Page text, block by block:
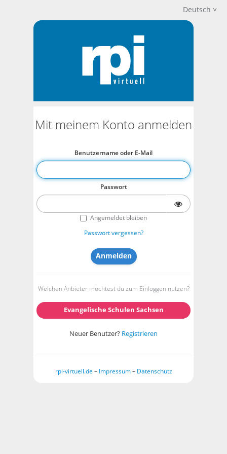
Deutsch
Mit meinem Konto anmelden
Benutzername oder E-Mail
Passwort
Angemeldet bleiben
Passwort vergessen?
Welchen Anbieter möchtest du zum Einloggen nutzen?
Evangelische Schulen Sachsen
Neuer Benutzer? Registrieren
rpi-virtuell.de – Impressum – Datenschutz